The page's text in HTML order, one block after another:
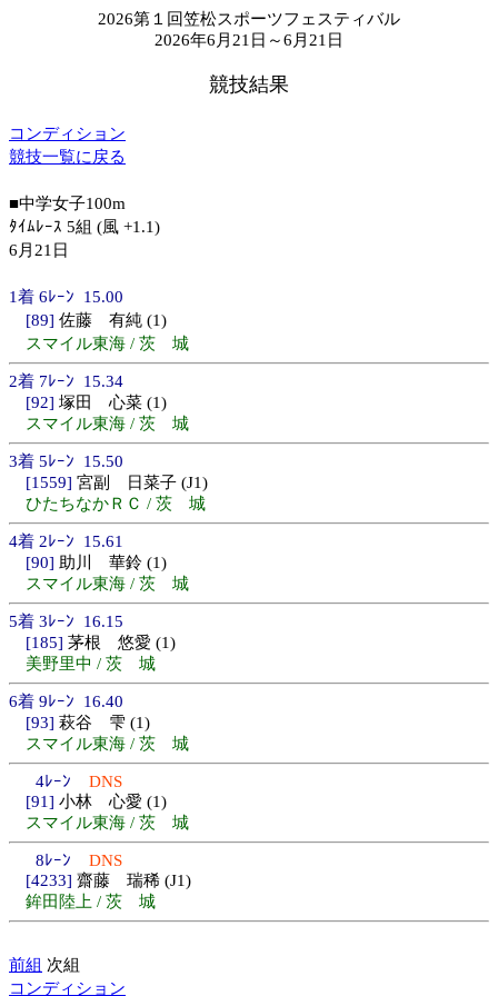
2026第１回笠松スポーツフェスティバル
2026年6月21日～6月21日
競技結果
コンディション
競技一覧に戻る
■中学女子100m
ﾀｲﾑﾚｰｽ 5組 (風 +1.1)
6月21日
1着 6ﾚｰﾝ 15.00
[89] 佐藤 有純 (1)
スマイル東海 / 茨 城
2着 7ﾚｰﾝ 15.34
[92] 塚田 心菜 (1)
スマイル東海 / 茨 城
3着 5ﾚｰﾝ 15.50
[1559] 宮副 日菜子 (J1)
ひたちなかＲＣ / 茨 城
4着 2ﾚｰﾝ 15.61
[90] 助川 華鈴 (1)
スマイル東海 / 茨 城
5着 3ﾚｰﾝ 16.15
[185] 茅根 悠愛 (1)
美野里中 / 茨 城
6着 9ﾚｰﾝ 16.40
[93] 萩谷 雫 (1)
スマイル東海 / 茨 城
4ﾚｰﾝ DNS
[91] 小林 心愛 (1)
スマイル東海 / 茨 城
8ﾚｰﾝ DNS
[4233] 齋藤 瑞稀 (J1)
鉾田陸上 / 茨 城
前組 次組
コンディション